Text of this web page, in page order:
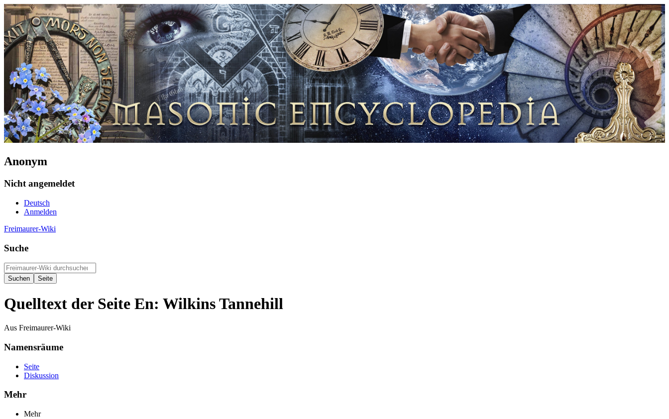
Anonym
Nicht angemeldet
Deutsch
Anmelden
Freimaurer-Wiki
Suche
Quelltext der Seite En: Wilkins Tannehill
Aus Freimaurer-Wiki
Namensräume
Seite
Diskussion
Mehr
Mehr